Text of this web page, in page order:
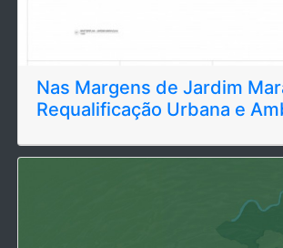
Nas Margens de Jardim
Requalificação Urbana e